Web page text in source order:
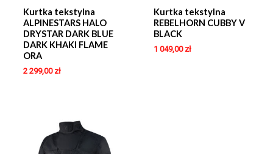
Kurtka tekstylna
ALPINESTARS HALO
DRYSTAR DARK BLUE
DARK KHAKI FLAME
ORA
2 299,00 zł
Kurtka tekstylna
REBELHORN CUBBY V
BLACK
1 049,00 zł